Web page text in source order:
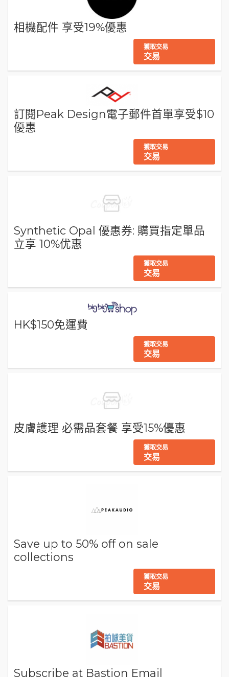
相機配件 享受19%優惠
獲取交易
交易
訂閱Peak Design電子郵件首單享受$10
優惠
獲取交易
交易
Synthetic Opal 優惠券: 購買指定單品
立享 10%优惠
獲取交易
交易
HK$150免運費
獲取交易
交易
皮膚護理 必需品套餐 享受15%優惠
獲取交易
交易
Save up to 50% off on sale
collections
獲取交易
交易
Subscribe at Bastion Email